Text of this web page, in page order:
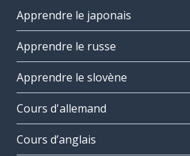
Apprendre le japonais
Apprendre le russe
Apprendre le slovène
Cours d'allemand
Cours d’anglais